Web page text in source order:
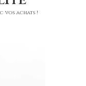
vos achats !